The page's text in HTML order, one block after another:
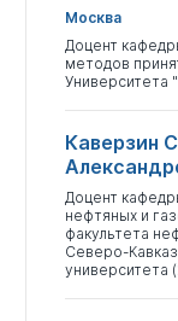
Москва
Доцент
методов
Университета
Каверзин
Доцент
нефтяных и
факультета
Северо-
университета